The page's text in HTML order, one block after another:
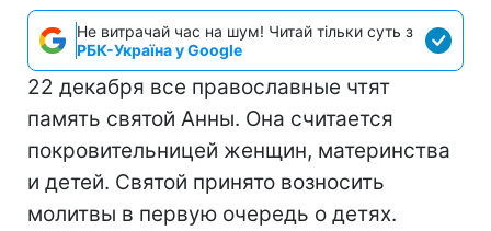
Не витрачай час на шум! Читай тільки суть з
РБК-Україна у Google
22 декабря все православные чтят
память святой Анны. Она считается
покровительницей женщин, материнства
и детей. Святой принято возносить
молитвы в первую очередь о детях.